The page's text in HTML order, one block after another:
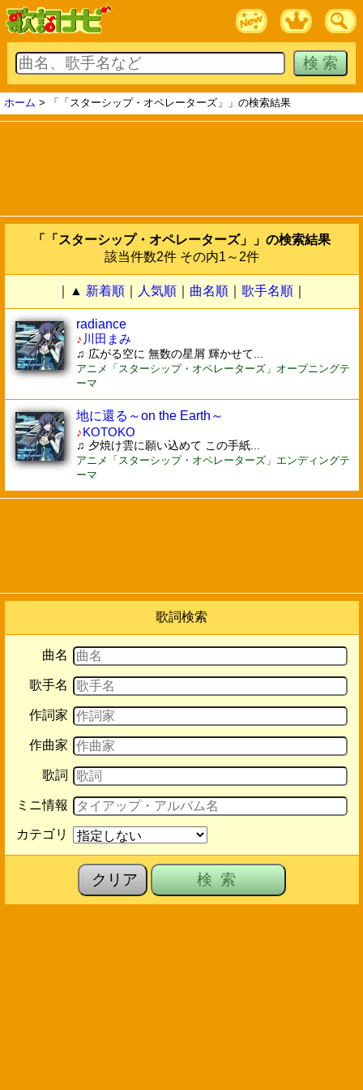
ホーム > 「「スターシップ・オペレーターズ」」の検索結果
「「スターシップ・オペレーターズ」」の検索結果
該当件数2件 その内1～2件
｜▲ 新着順 人気順 曲名順 歌手名順
radiance
♪ 川田まみ
♫ 広がる空に 無数の星屑 輝かせて...
アニメ「スターシップ・オペレーターズ」オープニングテ
ーマ
地に還る～on the Earth～
♪KOTOKO
♫ 夕焼け雲に願い込めて この手紙...
アニメ「スターシップ・オペレーターズ」エンディングテ
ーマ
歌詞検索
曲名
歌手名
作詞家
作曲家
歌詞
ミニ情報
カテゴリ
クリア